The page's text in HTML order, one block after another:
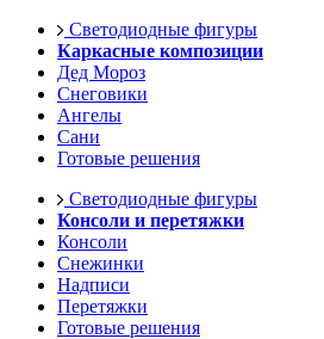
Светодиодные фигуры
Каркасные композиции
Дед Мороз
Снеговики
Ангелы
Сани
Готовые решения
Светодиодные фигуры
Консоли и перетяжки
Консоли
Снежинки
Надписи
Перетяжки
Готовые решения